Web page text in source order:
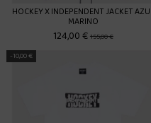
HOCKEY X INDEPENDENT JACKET
MARINO
124,00 €155,00 €
-10,00 €